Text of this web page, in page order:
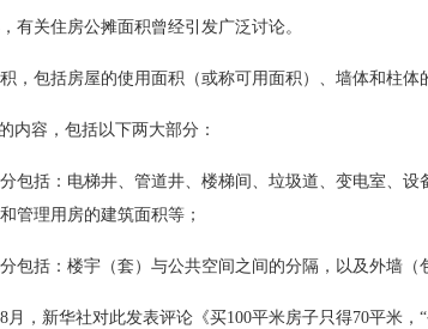
关住房公摊面积曾经引发广泛讨论。
包括房屋的使用面积（或称可用面积）、墙体和柱体
容，包括以下两大部分：
括：电梯井、管道井、楼梯间、垃圾道、变电室、设
管理用房的建筑面积等；
括：楼宇（套）与公共空间之间的分隔，以及外墙（
，新华社对此发表评论《买100平米房子只得70平米，